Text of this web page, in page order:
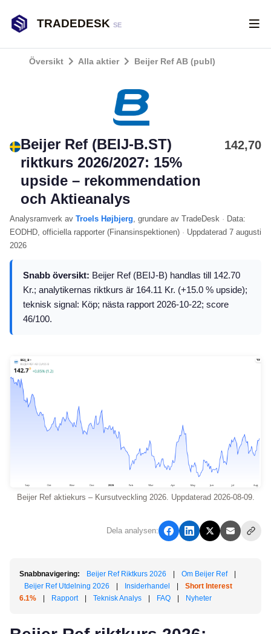
TRADEDESK SE
Översikt Alla aktier Beijer Ref AB (publ)
Beijer Ref (BEIJ-B.ST)
riktkurs 2026/2027: 15%
upside – rekommendation
och Aktieanalys
142,70
Analysramverk av Troels Højbjerg, grundare av TradeDesk · Data:
EODHD, officiella rapporter (Finansinspektionen) · Uppdaterad 7 augusti
2026
Snabb översikt: Beijer Ref (BEIJ-B) handlas till 142.70
Kr.; analytikernas riktkurs är 164.11 Kr. (+15.0 % upside);
teknisk signal: Köp; nästa rapport 2026-10-22; score
46/100.
Beijer Ref aktiekurs – Kursutveckling 2026. Uppdaterad 2026-08-09.
Dela analysen:
Snabbnavigering: Beijer Ref Riktkurs 2026 Om Beijer Ref
Beijer Ref Utdelning 2026
Insiderhandel
Short Interest
6.1%
Rapport Teknisk Analys FAQ Nyheter